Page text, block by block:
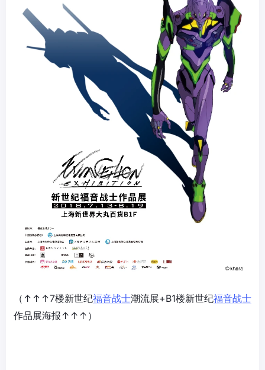
（↑↑↑7楼新世纪福音战士潮流展+B1楼新世纪福音战士
作品展海报↑↑↑）